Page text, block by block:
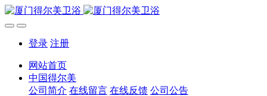
登录 注册
网站首页
中国得尔美
公司简介 在线留言 在线反馈 公司公告